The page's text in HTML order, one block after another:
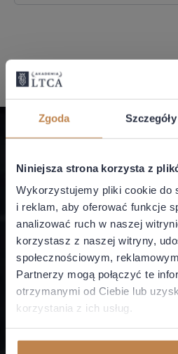
Zgoda Szczegóły
Niniejsza strona korzysta z
Wykorzystujemy pliki cookie do
i reklam, aby oferować funkcje
analizować ruch w naszej
korzystasz z naszej witryny,
społecznościowym,
Partnerzy mogą połączyć te
otrzymanymi od Ciebie lub
korzystania z ich usług.
Akademia LTCA
LTCA II sp. z o.o.
ul. Miodowa 1
00-080 Warszawa
NIP: 5252696110
+48 22 173 7000